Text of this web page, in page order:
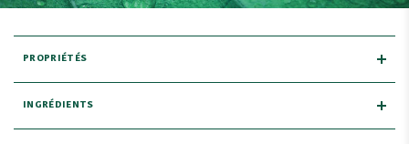
PROPRIÉTÉS
INGRÉDIENTS